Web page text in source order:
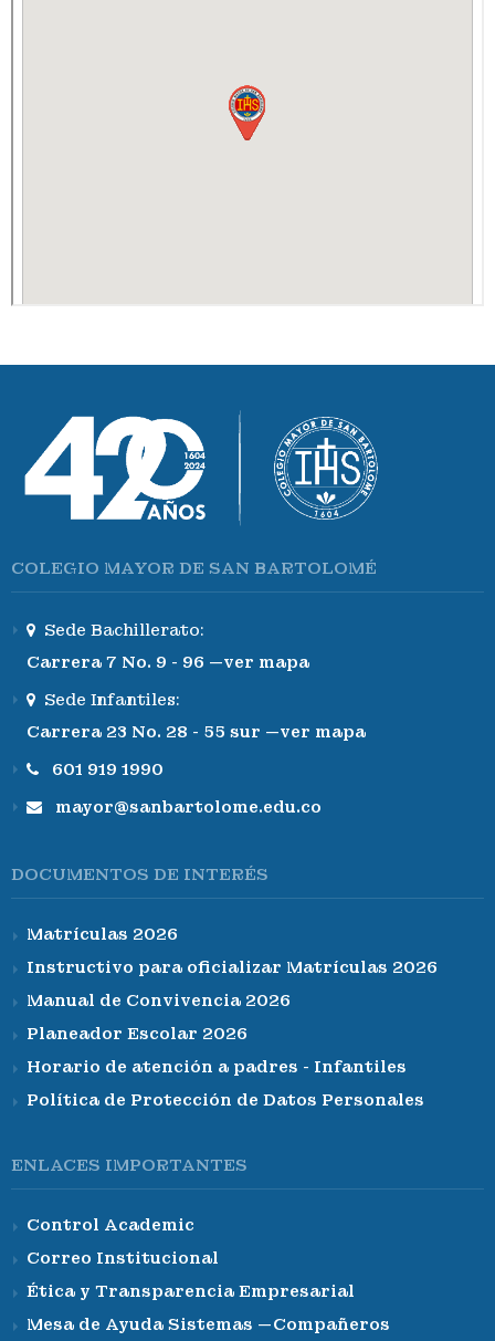
COLEGIO MAYOR DE SAN BARTOLOMÉ
Sede Bachillerato:
Carrera 7 No. 9 - 96 —ver mapa
Sede Infantiles:
Carrera 23 No. 28 - 55 sur —ver mapa
601 919 1990
mayor@sanbartolome.edu.co
DOCUMENTOS DE INTERÉS
Matrículas 2026
Instructivo para oficializar Matrículas 2026
Manual de Convivencia 2026
Planeador Escolar 2026
Horario de atención a padres - Infantiles
Política de Protección de Datos Personales
ENLACES IMPORTANTES
Control Academic
Correo Institucional
Ética y Transparencia Empresarial
Mesa de Ayuda Sistemas —Compañeros